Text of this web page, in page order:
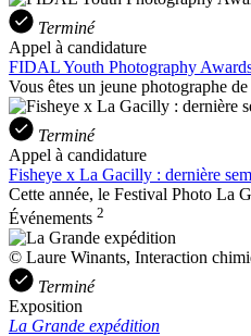
Terminé
Appel à candidature
FIDAL Youth Photography
Vous êtes un jeune photographe
Terminé
Appel à candidature
Fisheye x La Gacilly : dernière
Cette année, le Festival Photo La
Événements 2
© Laure Winants, Interaction
Terminé
Exposition
La Grande expédition